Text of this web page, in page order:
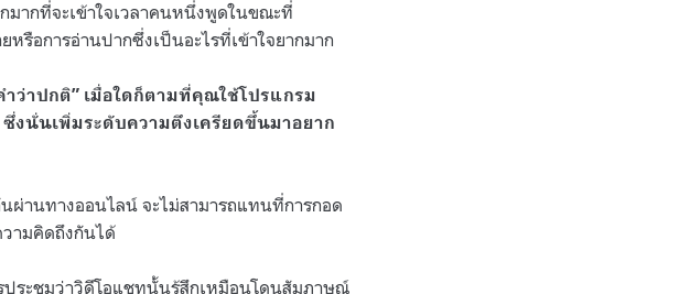
ากที่จะเข้าใจเวลาคนหนึ่งพูดในขณะที่
รือการอ่านปากซึ่งเป็นอะไรที่เข้าใจยากมาก
ว่าปกติ” เมื่อใดก็ตามที่คุณใช้โปรแกรม
งนั่นเพิ่มระดับความตึงเครียดขึ้นมาอยาก
ผ่านทางออนไลน์ จะไม่สามารถแทนที่การกอด
ามคิดถึงกันได้
ประชุมว่าวิดีโอแชทนั้นรู้สึกเหมือนโดนสัมภาษณ์